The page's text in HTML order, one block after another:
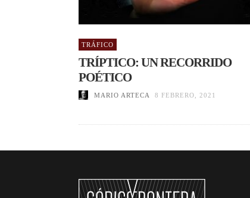
TRÁFICO
TRÍPTICO: UN RECORRIDO
POÉTICO
MARIO ARTECA 8 FEBRERO, 2021